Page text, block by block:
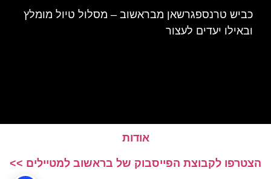
כביש טרנספגרשאן מבראשוב – מסלול טיול מומלץ
ובאילו יעדים לעצור
אודות
הצטרפו לקבוצת הפייסבוק של בראשוב למטיילים >>